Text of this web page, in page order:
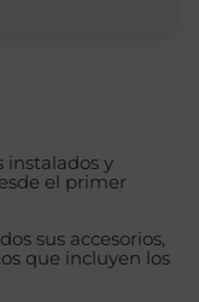
instalados y
el primer
sus accesorios,
que incluyen los